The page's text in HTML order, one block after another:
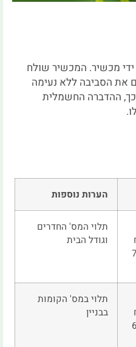
מכשיר. המכשיר שולח
את הסביבה ללא נעימה
כך, ההדברה החשמלית
הערות נוספות
תלוי המס' החדרים
וגודל הבית
תלוי במס' הקומות
בבניין